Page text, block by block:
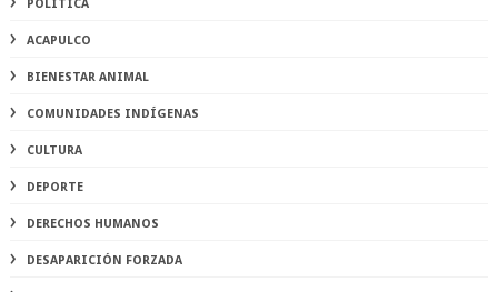
POLÍTICA
ACAPULCO
BIENESTAR ANIMAL
COMUNIDADES INDÍGENAS
CULTURA
DEPORTE
DERECHOS HUMANOS
DESAPARICIÓN FORZADA